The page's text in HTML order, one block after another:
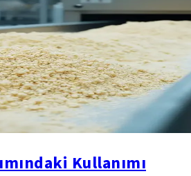
Kullanımı